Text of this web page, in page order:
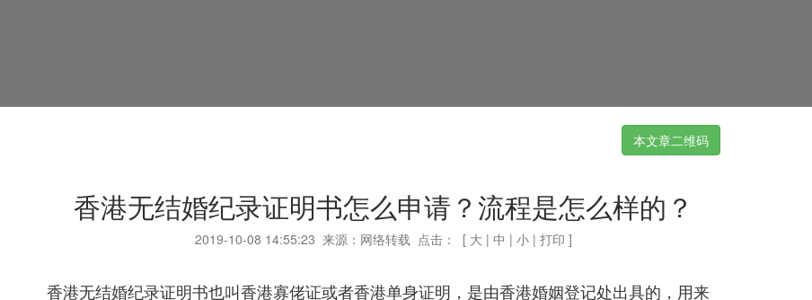
本文章二维码
香港无结婚纪录证明书怎么申请？流程是怎么样的？
2019-10-08 14:55:23 来源：网络转载 点击： [ 大 | 中 | 小 | 打印 ]
香港无结婚纪录证明书也叫香港寡佬证或者香港单身证明，是由香港婚姻登记处出具的，用来